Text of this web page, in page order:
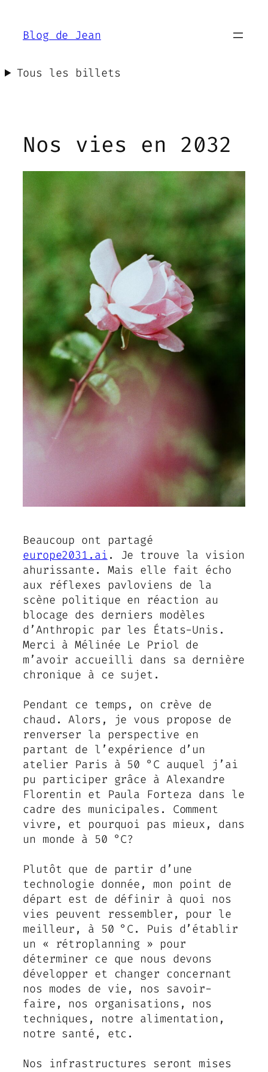
contenu
Blog de Jean
Tous les billets
Nos vies en 2032
Beaucoup ont partagé
europe2031.ai . Je trouve la vision
ahurissante. Mais elle fait écho
aux réflexes pavloviens de la
scène politique en réaction au
blocage des derniers modèles
d’Anthropic par les États-Unis.
Merci à Mélinée Le Priol de
m’avoir accueilli dans sa dernière
chronique à ce sujet.
Pendant ce temps, on crève de
chaud. Alors, je vous propose de
renverser la perspective en
partant de l’expérience d’un
atelier Paris à 50 °C auquel j’ai
pu participer grâce à Alexandre
Florentin et Paula Forteza dans le
cadre des municipales. Comment
vivre, et pourquoi pas mieux, dans
un monde à 50 °C?
Plutôt que de partir d’une
technologie donnée, mon point de
départ est de définir à quoi nos
vies peuvent ressembler, pour le
meilleur, à 50 °C. Puis d’établir
un « rétroplanning » pour
déterminer ce que nous devons
développer et changer concernant
nos modes de vie, nos savoir-
faire, nos organisations, nos
techniques, notre alimentation,
notre santé, etc.
Nos infrastructures seront mises